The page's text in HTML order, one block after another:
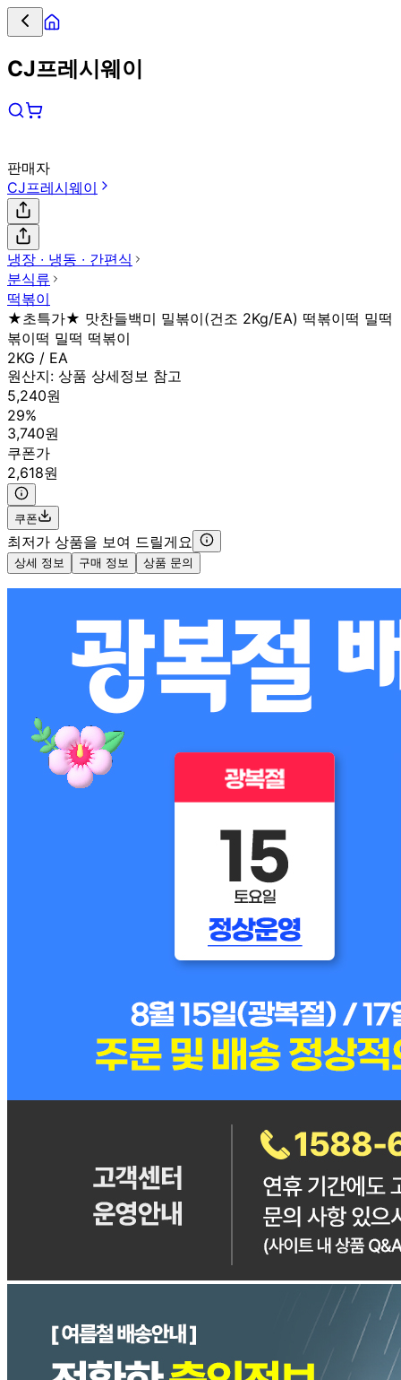
CJ프레시웨이
판매자
CJ프레시웨이
냉장 ∙ 냉동 ∙ 간편식
분식류
떡볶이
★초특가★ 맛찬들백미 밀볶이(건조 2Kg/EA) 떡볶이떡 밀떡
볶이떡 밀떡 떡볶이
2KG / EA
원산지: 상품 상세정보 참고
5,240원
29%
3,740원
쿠폰가
2,618원
쿠폰
최저가 상품을 보여 드릴게요
상세 정보 구매 정보 상품 문의